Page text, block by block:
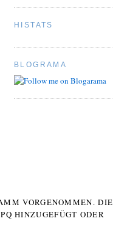
HISTATS
BLOGRAMA
VORGENOMMEN. DIE
HINZUGEFÜGT ODER